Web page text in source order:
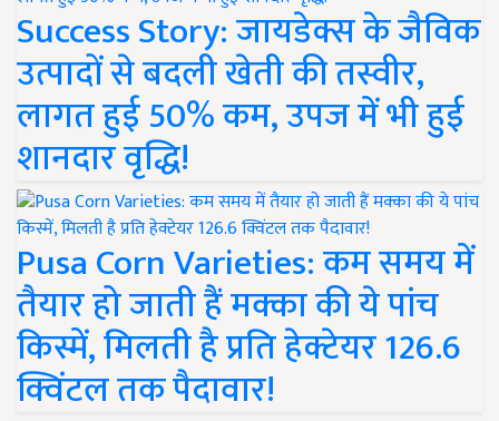
Success Story: जायडेक्स के जैविक
उत्पादों से बदली खेती की तस्वीर,
लागत हुई 50% कम, उपज में भी हुई
शानदार वृद्धि!
Pusa Corn Varieties: कम समय में
तैयार हो जाती हैं मक्का की ये पांच
किस्में, मिलती है प्रति हेक्टेयर 126.6
क्विंटल तक पैदावार!